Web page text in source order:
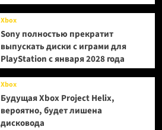
Xbox
Sony полностью прекратит
выпускать диски с играми для
PlayStation с января 2028 года
Xbox
Будущая Xbox Project Helix,
вероятно, будет лишена
дисковода